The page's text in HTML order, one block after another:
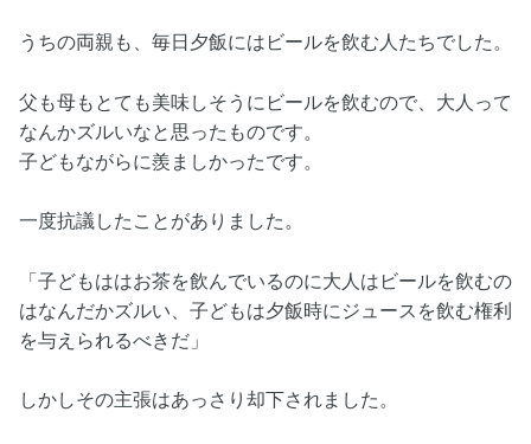
うちの両親も、毎日夕飯にはビールを飲む人たちでした。
父も母もとても美味しそうにビールを飲むので、大人って
なんかズルいなと思ったものです。
子どもながらに羨ましかったです。
一度抗議したことがありました。
「子どもははお茶を飲んでいるのに大人はビールを飲むの
はなんだかズルい、子どもは夕飯時にジュースを飲む権利
を与えられるべきだ」
しかしその主張はあっさり却下されました。